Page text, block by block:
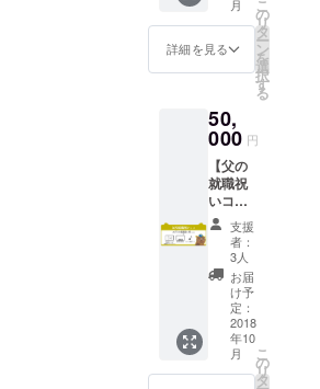
送りさ
せてい
ただき
にお名
前掲載
（任
意） ・
エンド
ロール
にお名
前掲載
（任
意） ・
オリジ
ナルス
テッ
カー ・
缶バッ
チ（主
ナルス
マホ待
受 ・作
中に登
場す
クミの
ネーム
原稿4
ページ
・制作
ブログ
or制作
状況報
告メー
ルPDF
※上記、
メール
にてお
送りさ
せてい
ただき
月
詳細を見る
こ
の
リ
タ
ー
ン
を
選
択
す
る
50,
000 円
【父の
就職祝
いコー
ス】 ・
お礼
メール
・オリ
ジナル
壁紙＆
オリジ
ナルス
マホ待
受 ・作
支援
者：
3人
お届
け予
定：
2018
年10
月
こ
の
リ
タ